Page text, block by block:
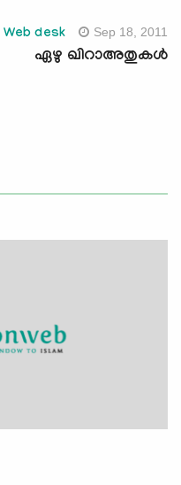
Web desk Sep 18, 2011
ഏഴു ഖിറാഅതുകള്‍